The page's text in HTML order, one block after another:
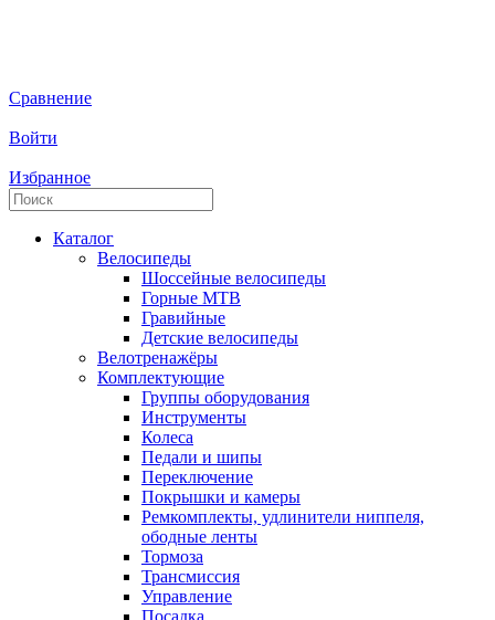
Сравнение
Войти
Избранное
Каталог
Велосипеды
Шоссейные велосипеды
Горные МTB
Гравийные
Детские велосипеды
Велотренажёры
Комплектующие
Группы оборудования
Инструменты
Колеса
Педали и шипы
Переключение
Покрышки и камеры
Ремкомплекты, удлинители ниппеля,
ободные ленты
Тормоза
Трансмиссия
Управление
Посадка